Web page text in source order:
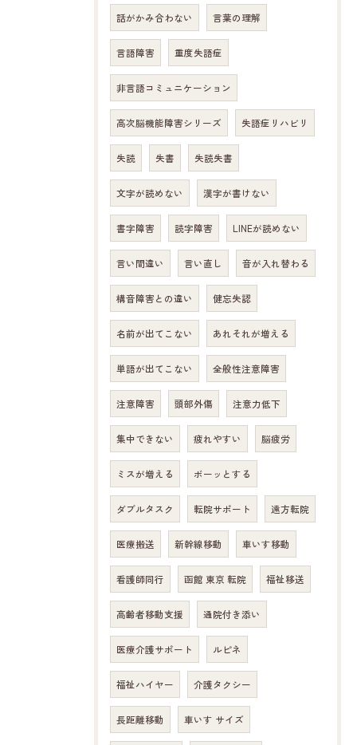
話がかみ合わない 言葉の理解
言語障害 重度失語症
非言語コミュニケーション
高次脳機能障害シリーズ 失語症リハビリ
失読 失書 失読失書
文字が読めない 漢字が書けない
書字障害 読字障害 LINEが読めない
言い間違い 言い直し 音が入れ替わる
構音障害との違い 健忘失認
名前が出てこない あれそれが増える
単語が出てこない 全般性注意障害
注意障害 頭部外傷 注意力低下
集中できない 疲れやすい 脳疲労
ミスが増える ボーッとする
ダブルタスク 転院サポート 遠方転院
医療搬送 新幹線移動 車いす移動
看護師同行 函館 東京 転院 福祉移送
高齢者移動支援 通院付き添い
医療介護サポート ルピネ
福祉ハイヤー 介護タクシー
長距離移動 車いす サイズ